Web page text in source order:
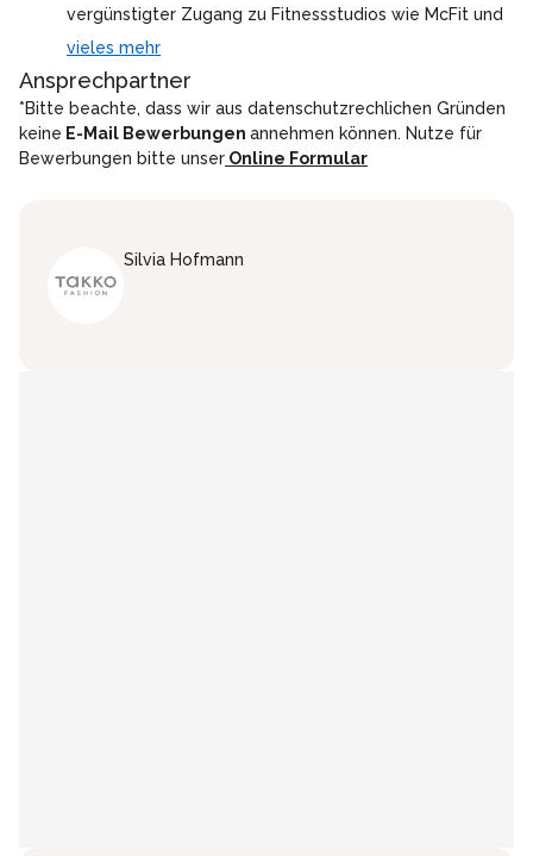
vergünstigter Zugang zu Fitnessstudios wie McFit und
vieles mehr
Ansprechpartner
*Bitte beachte, dass wir aus datenschutzrechlichen Gründen
keine E-Mail Bewerbungen annehmen können. Nutze für
Bewerbungen bitte unser Online Formular
Silvia Hofmann